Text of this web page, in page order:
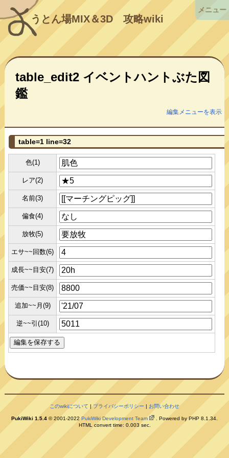
うとん場MIX＆3D攻略wiki
table_edit2 イベントハントぶた図
鑑
編集メニューを表示
table=1 line=32
色(1)
レア(2)
名前(3)
偏食(4)
放牧(5)
エサ~~回数(6)
成長~~目安(7)
売価~~目安(8)
追加~~月(9)
逆~~引(10)
このwikiについて |プライバシーポリシー | お問い合わせ
PukiWiki 1.5.4 © 2001-2022PukiWiki Development Team
. Powered by PHP 8.1.34.
HTML convert time: 0.003 sec.
メニュー